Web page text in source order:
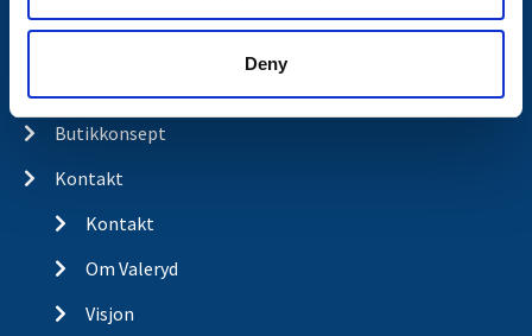
Deny
Butikkonsept
Kontakt
Kontakt
Om Valeryd
Visjon